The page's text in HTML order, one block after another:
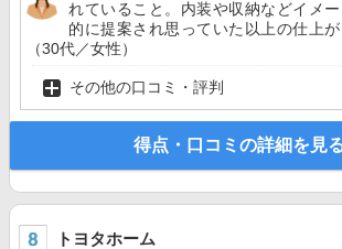
れていること。内装や収納などイメ
的に提案され思っていた以上の仕上が
（30代／女性）
その他の口コミ・評判
得点・口コミの詳細を見
トヨタホーム